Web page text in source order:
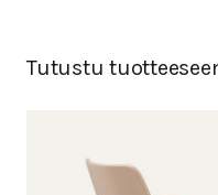
Tutustu